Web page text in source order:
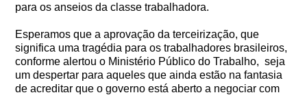
para os anseios da classe trabalhadora.
Esperamos que a aprovação da terceirização, que
significa uma tragédia para os trabalhadores brasileiros,
conforme alertou o Ministério Público do Trabalho, seja
um despertar para aqueles que ainda estão na fantasia
de acreditar que o governo está aberto a negociar com